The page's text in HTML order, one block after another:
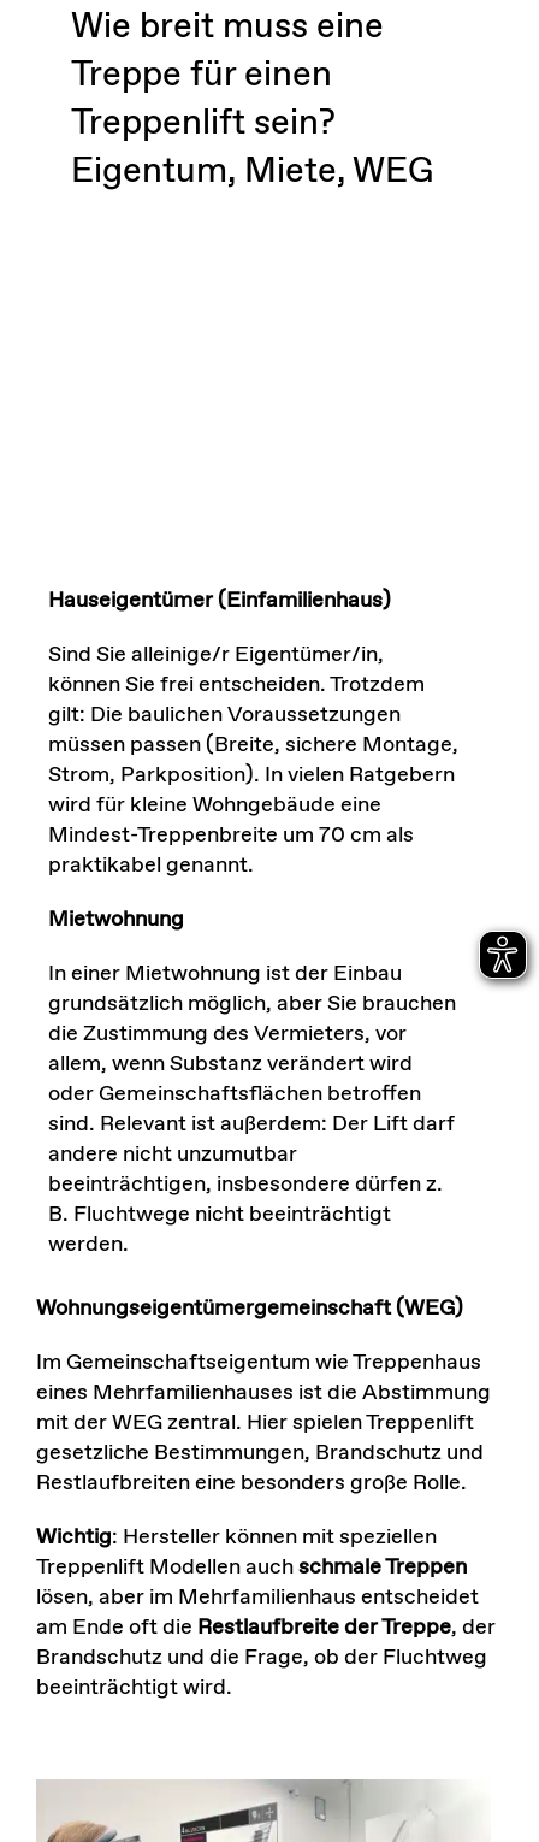
Wie breit muss eine
Treppe für einen
Treppenlift sein?
Eigentum, Miete, WEG
Hauseigentümer (Einfamilienhaus)
Sind Sie alleinige/r Eigentümer/in,
können Sie frei entscheiden. Trotzdem
gilt: Die baulichen Voraussetzungen
müssen passen (Breite, sichere Montage,
Strom, Parkposition). In vielen Ratgebern
wird für kleine Wohngebäude eine
Mindest-Treppenbreite um 70 cm als
praktikabel genannt.
Mietwohnung
In einer Mietwohnung ist der Einbau
grundsätzlich möglich, aber Sie brauchen
die Zustimmung des Vermieters, vor
allem, wenn Substanz verändert wird
oder Gemeinschaftsflächen betroffen
sind. Relevant ist außerdem: Der Lift darf
andere nicht unzumutbar
beeinträchtigen, insbesondere dürfen z.
B. Fluchtwege nicht beeinträchtigt
werden.
Wohnungseigentümergemeinschaft (WEG)
Im Gemeinschaftseigentum wie Treppenhaus
eines Mehrfamilienhauses ist die Abstimmung
mit der WEG zentral. Hier spielen Treppenlift
gesetzliche Bestimmungen, Brandschutz und
Restlaufbreiten eine besonders große Rolle.
Wichtig: Hersteller können mit speziellen
Treppenlift Modellen auchschmale Treppen
lösen, aber im Mehrfamilienhaus entscheidet
am Ende oft die Restlaufbreite der Treppe, der
Brandschutz und die Frage, ob der Fluchtweg
beeinträchtigt wird.